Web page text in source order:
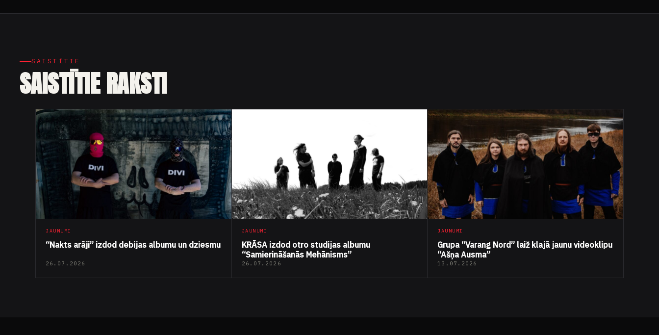
SAISTĪTIE
SAISTĪTIE RAKSTI
JAUNUMI
“Nakts arāji” izdod debijas albumu un dziesmu
26.07.2026
JAUNUMI
KRĀSA izdod otro studijas albumu
“Samierināšanās Mehānisms”
26.07.2026
JAUNUMI
Grupa “Varang Nord” laiž klajā jaunu videoklipu
“Ašņa Ausma”
13.07.2026